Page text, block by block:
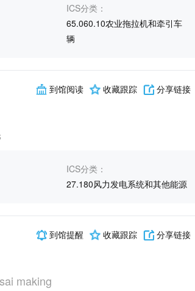
ICS分类：
65.060.10农业拖拉机和牵引车
辆
到馆阅读 收藏跟踪 分享链接
ICS分类：
27.180风力发电系统和其他能源
到馆提醒 收藏跟踪 分享链接
making